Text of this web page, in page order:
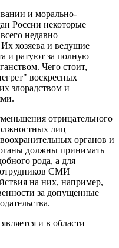
и морально-
России некоторые
недавно
хозяева и ведущие
и ратуют за полную
Чего стоит,
воскресных
злорадством и
отрицательного
лиц
органов и
должны принимать
рода, а для
СМИ
на них, например,
за допущенные
и в области